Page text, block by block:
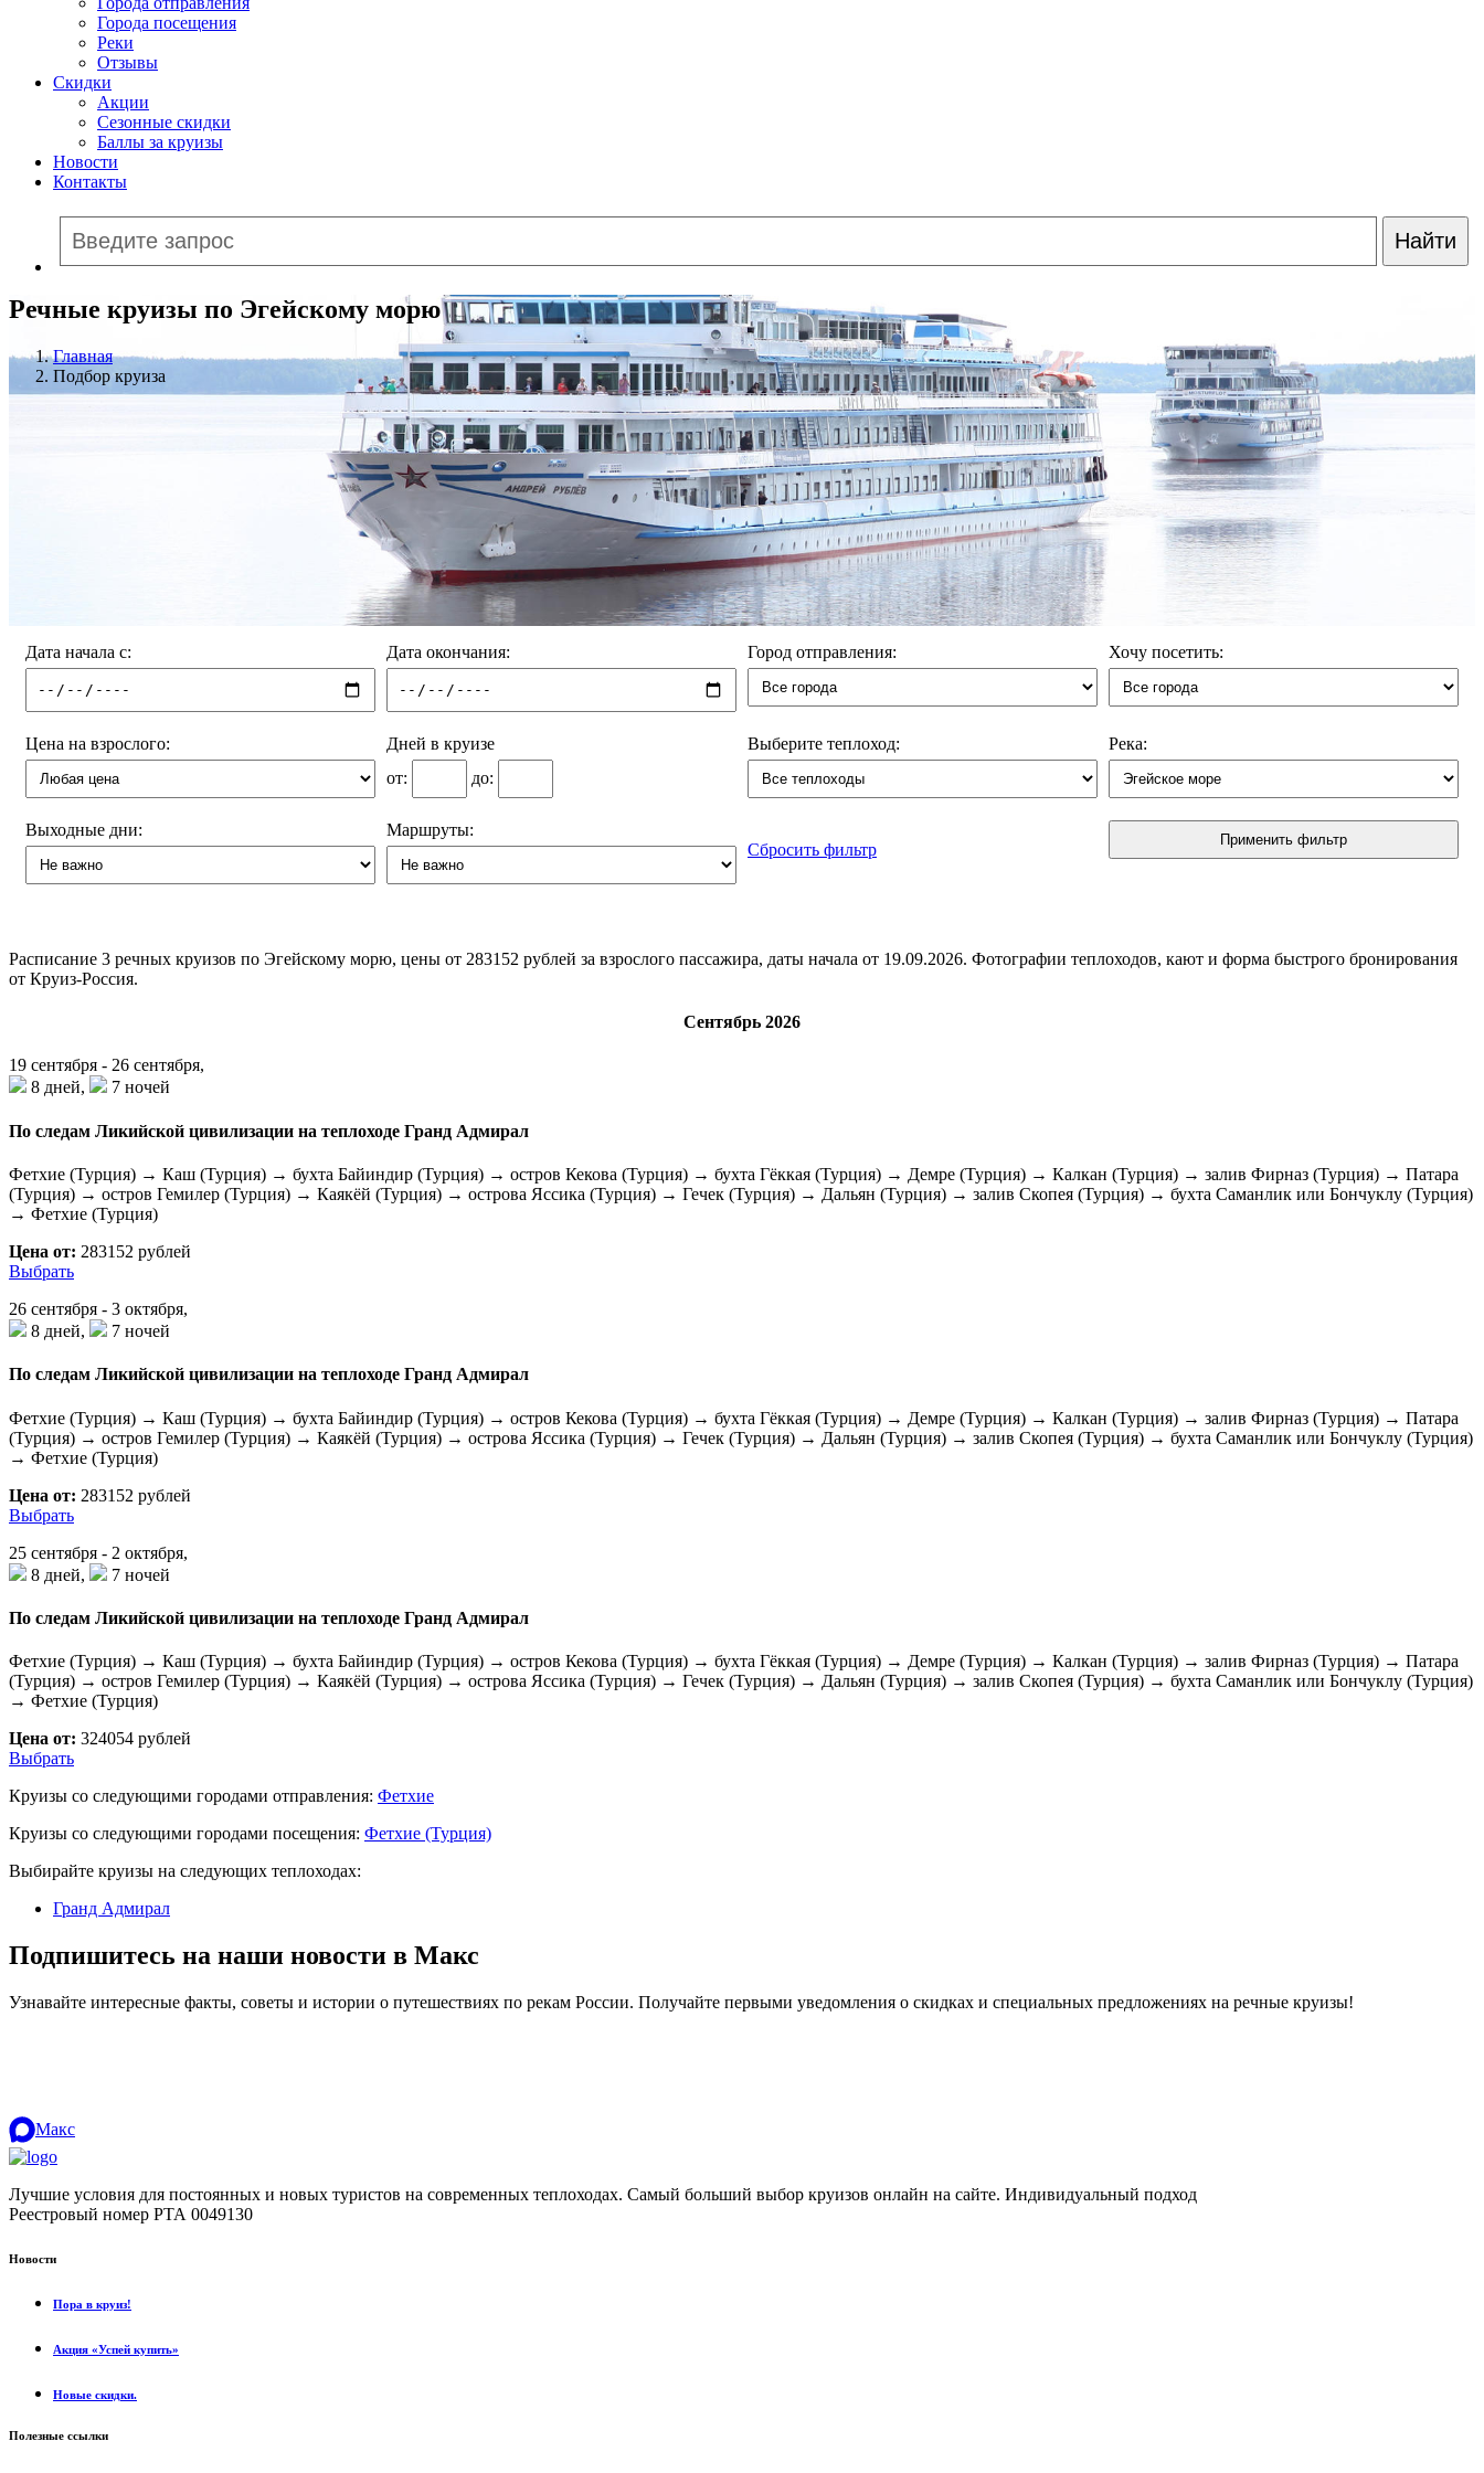
Города посещения
Реки
Отзывы
Скидки
Акции
Сезонные скидки
Баллы за круизы
Новости
Контакты
Речные круизы по Эгейскому морю
Главная
Подбор круиза
Дата начала с: Дата окончания: Город отправления: Хочу посетить:
Цена на взрослого:
Дней в круизе
от:
до:
Выберите теплоход: Река:
Выходные дни:
Маршруты:
Сбросить фильтр
Применить фильтр
Расписание 3 речных круизов по Эгейскому морю, цены от 283152 рублей за взрослого пассажира, даты начала от 19.09.2026. Фотографии теплоходов, кают и форма быстрого бронирования
от Круиз-Россия.
Сентябрь 2026
19 сентября - 26 сентября,
8 дней,
7 ночей
По следам Ликийской цивилизации на теплоходе Гранд Адмирал
Фетхие (Турция) → Каш (Турция) → бухта Байиндир (Турция) → остров Кекова (Турция) → бухта Гёккая (Турция) → Демре (Турция) → Калкан (Турция) → залив Фирназ (Турция) → Патара
(Турция) → остров Гемилер (Турция) → Каякёй (Турция) → острова Яссика (Турция) → Гечек (Турция) → Дальян (Турция) → залив Скопея (Турция) → бухта Саманлик или Бончуклу (Турция)
→ Фетхие (Турция)
Цена от: 283152 рублей
Выбрать
26 сентября - 3 октября,
8 дней,
7 ночей
По следам Ликийской цивилизации на теплоходе Гранд Адмирал
Фетхие (Турция) → Каш (Турция) → бухта Байиндир (Турция) → остров Кекова (Турция) → бухта Гёккая (Турция) → Демре (Турция) → Калкан (Турция) → залив Фирназ (Турция) → Патара
(Турция) → остров Гемилер (Турция) → Каякёй (Турция) → острова Яссика (Турция) → Гечек (Турция) → Дальян (Турция) → залив Скопея (Турция) → бухта Саманлик или Бончуклу (Турция)
→ Фетхие (Турция)
Цена от: 283152 рублей
Выбрать
25 сентября - 2 октября,
8 дней,
7 ночей
По следам Ликийской цивилизации на теплоходе Гранд Адмирал
Фетхие (Турция) → Каш (Турция) → бухта Байиндир (Турция) → остров Кекова (Турция) → бухта Гёккая (Турция) → Демре (Турция) → Калкан (Турция) → залив Фирназ (Турция) → Патара
(Турция) → остров Гемилер (Турция) → Каякёй (Турция) → острова Яссика (Турция) → Гечек (Турция) → Дальян (Турция) → залив Скопея (Турция) → бухта Саманлик или Бончуклу (Турция)
→ Фетхие (Турция)
Цена от: 324054 рублей
Выбрать
Круизы со следующими городами отправления: Фетхие
Круизы со следующими городами посещения: Фетхие (Турция)
Выбирайте круизы на следующих теплоходах:
Гранд Адмирал
Подпишитесь на наши новости в Макс
Узнавайте интересные факты, советы и истории о путешествиях по рекам России. Получайте первыми уведомления о скидках и специальных предложениях на речные круизы!
Макс
Лучшие условия для постоянных и новых туристов на современных теплоходах. Самый больший выбор круизов онлайн на сайте. Индивидуальный подход
Реестровый номер РТА 0049130
Новости
Пора в круиз!
Акция «Успей купить»
Новые скидки.
Полезные ссылки